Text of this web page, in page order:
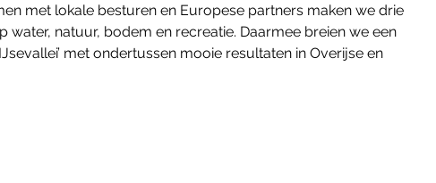
met lokale besturen en Europese partners maken we drie
water, natuur, bodem en recreatie. Daarmee breien we een
met ondertussen mooie resultaten in Overijse en